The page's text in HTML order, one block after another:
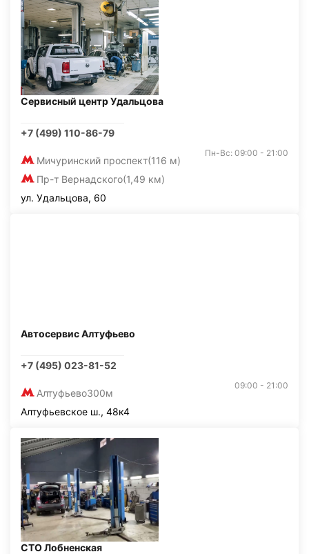
Сервисный центр Удальцова
+7 (499) 110-86-79
Мичуринский проспект(116 м)
Пр-т Вернадского(1,49 км)
Пн-Вс: 09:00 - 21:00
ул. Удальцова, 60
Автосервис Алтуфьево
+7 (495) 023-81-52
Алтуфьево300м
09:00 - 21:00
Алтуфьевское ш., 48к4
СТО Лобненская